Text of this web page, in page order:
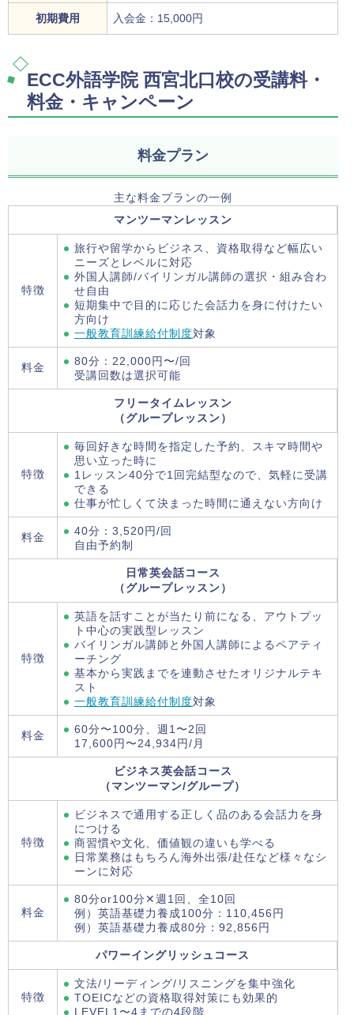
初期費用 入会金：15,000円
ECC外語学院 西宮北口校の受講料・
料金・キャンペーン
料金プラン
主な料金プランの一例
マンツーマンレッスン
特徴
旅行や留学からビジネス、資格取得など幅広い
ニーズとレベルに対応
外国人講師/バイリンガル講師の選択・組み合わ
せ自由
短期集中で目的に応じた会話力を身に付けたい
方向け
一般教育訓練給付制度対象
料金
80分：22,000円〜/回
受講回数は選択可能
フリータイムレッスン
（グループレッスン）
特徴
毎回好きな時間を指定した予約、スキマ時間や
思い立った時に
1レッスン40分で1回完結型なので、気軽に受講
できる
仕事が忙しくて決まった時間に通えない方向け
料金
40分：3,520円/回
自由予約制
日常英会話コース
（グループレッスン）
特徴
英語を話すことが当たり前になる、アウトプッ
ト中心の実践型レッスン
バイリンガル講師と外国人講師によるペアティ
ーチング
基本から実践までを連動させたオリジナルテキ
スト
一般教育訓練給付制度対象
料金
60分〜100分、週1〜2回
17,600円〜24,934円/月
ビジネス英会話コース
（マンツーマン/グループ）
特徴
ビジネスで通用する正しく品のある会話力を身
につける
商習慣や文化、価値観の違いも学べる
日常業務はもちろん海外出張/赴任など様々なシ
ーンに対応
料金
80分or100分✕週1回、全10回
例）英語基礎力養成100分：110,456円
例）英語基礎力養成80分：92,856円
パワーイングリッシュコース
特徴
文法/リーディング/リスニングを集中強化
TOEICなどの資格取得対策にも効果的
LEVEL1〜4までの4段階